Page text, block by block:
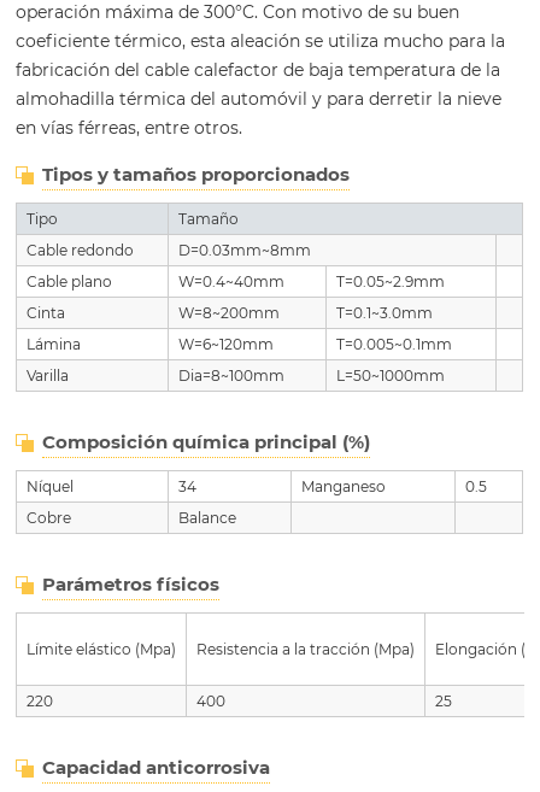
operación máxima de 300°C. Con motivo de su buen
coeficiente térmico, esta aleación se utiliza mucho para la
fabricación del cable calefactor de baja temperatura de la
almohadilla térmica del automóvil y para derretir la nieve
en vías férreas, entre otros.
Tipos y tamaños proporcionados
Tipo
Tamaño
Cable redondo
D=0.03mm~8mm
Cable plano
W=0.4~40mm
T=0.05~2.9mm
Cinta
W=8~200mm
T=0.1~3.0mm
Lámina
W=6~120mm
T=0.005~0.1mm
Varilla
Dia=8~100mm L=50~1000mm
Composición química principal (%)
Níquel 34 Manganeso
0.5
Cobre
Balance
Parámetros físicos
Límite elástico (Mpa) Resistencia a la tracción (Mpa) Elongación
220 400 25
Capacidad anticorrosiva